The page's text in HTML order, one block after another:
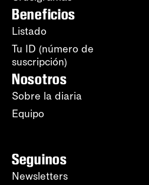
Beneficios
Listado
Tu ID (número de
suscripción)
Nosotros
Sobre la diaria
Equipo
Seguinos
Newsletters